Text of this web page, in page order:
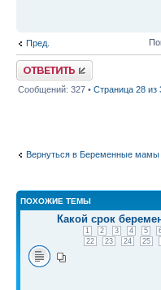
Пред.
Ответить
Сообщений: 327 • Страница 28 из
Вернуться в Беременные мамы
ПОХОЖИЕ ТЕМЫ
Какой срок
1 2 3 4 5
22
23 24 25